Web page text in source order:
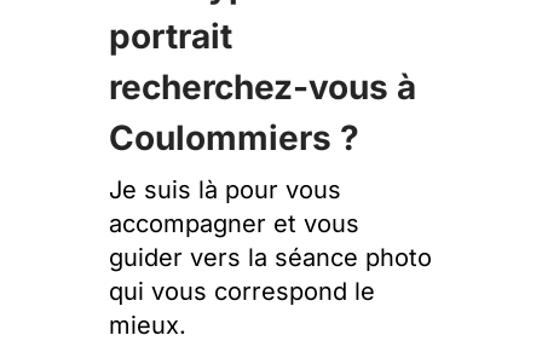
portrait
recherchez-vous à
Coulommiers ?
Je suis là pour vous
accompagner et vous
guider vers la séance photo
qui vous correspond le
mieux.